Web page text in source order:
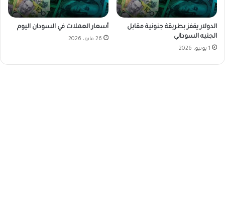
الدولار يقفز بطريقة جنونية مقابل
الجنيه السوداني
1 يونيو، 2026
أسعار العملات في السودان اليوم
26 مايو، 2026